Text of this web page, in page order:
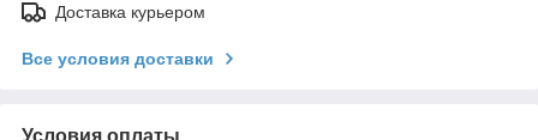
Доставка курьером
Все условия доставки
Условия оплаты